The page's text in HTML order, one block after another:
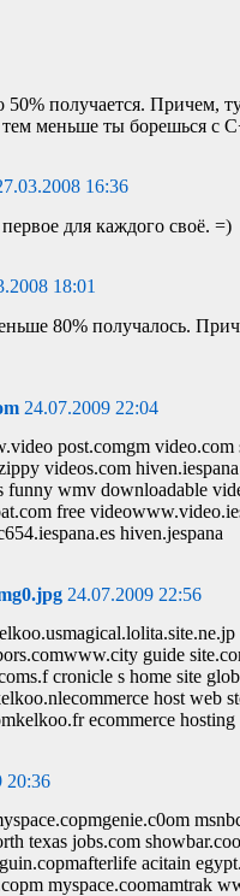
50% получается. Причем,
меньше ты борешься с
16:36
для каждого своё. =)
18:01
80% получалось.
24.07.2009 22:04
post.comgm
videos.com
funny wmv downloadable
free
hiven.jespana
24.07.2009 22:56
guide
cronicle s home site
host web
ecommerce
20:36
texas jobs.com
acitain
myspace.coomamtrak